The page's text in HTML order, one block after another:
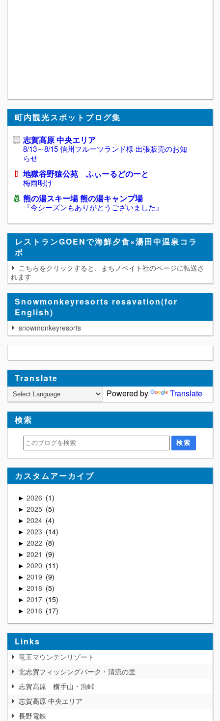
町内観光スポットブログ集
志賀高原 中央エリア
8/13～8/15 信州フルーツランド様 出張販売のお知
らせ
地獄谷野猿公苑 ふぃーるどのーと
梅雨明け
熊の湯スキー場 熊の湯キャンプ場
『今シーズンもありがとうございました』
レストランGOENで海鮮夕食×湯田中温泉コラ
ボ
こちらをクリックすると、まちノベイト社のページに転送さ
れます
Snowmonkeyresorts resavation(for
English)
snowmonkeyresorts
Translate
Powered by
Translate
検索
カスタムアーカイブ
► 2026 1
► 2025 5
► 2024 4
► 2023 14
► 2022 8
► 2021 9
► 2020 11
► 2019 9
► 2018 5
► 2017 15
► 2016 17
Links
竜王マウンテンリゾート
北志賀フィッシングパーク・清流の里
志賀高原 横手山・渋峠
志賀高原 中央エリア
長野電鉄